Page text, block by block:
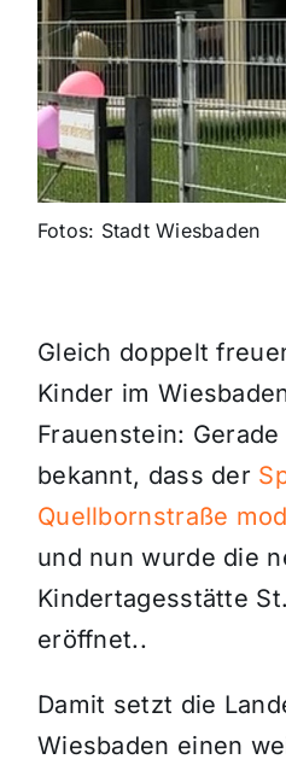
Fotos: Stadt Wiesbaden
Gleich doppelt
Kinder im
Frauenstein:
bekannt, dass der
Quellbornstraße
und nun wurde die
Kindertagesstätte
eröffnet..
Damit setzt die
Wiesbaden einen